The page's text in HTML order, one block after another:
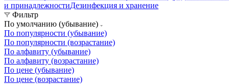
и принадлежностиДезинфекция и хранение
Фильтр
По умолчанию (убывание)
По популярности (убывание)
По популярности (возрастание)
По алфавиту (убывание)
По алфавиту (возрастание)
По цене (убывание)
По цене (возрастание)